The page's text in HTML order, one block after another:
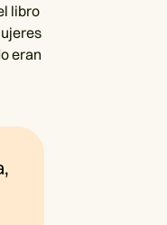
libro
eran